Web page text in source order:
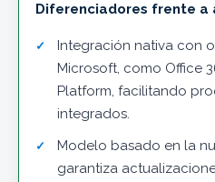
Diferenciadores frente a
Integración nativa con
Microsoft, como Office
Platform, facilitando
integrados.
Modelo basado en la
garantiza